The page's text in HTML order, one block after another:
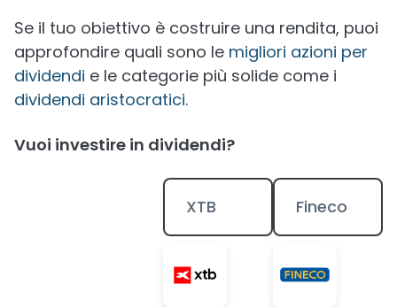
Se il tuo obiettivo è costruire una rendita, puoi
approfondire quali sono le migliori azioni per
dividendi e le categorie più solide come i
dividendi aristocratici.
Vuoi investire in dividendi?
XTB Fineco